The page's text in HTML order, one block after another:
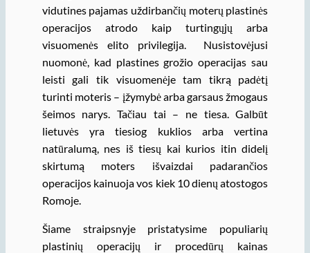
vidutines pajamas uždirbančių moterų plastinės
operacijos atrodo kaip turtingųjų arba
visuomenės elito privilegija. Nusistovėjusi
nuomonė, kad plastines grožio operacijas sau
leisti gali tik visuomenėje tam tikrą padėtį
turinti moteris – įžymybė arba garsaus žmogaus
šeimos narys. Tačiau tai – ne tiesa. Galbūt
lietuvės yra tiesiog kuklios arba vertina
natūralumą, nes iš tiesų kai kurios itin didelį
skirtumą moters išvaizdai padarančios
operacijos kainuoja vos kiek 10 dienų atostogos
Romoje.
Šiame straipsnyje pristatysime populiarių
plastinių operacijų ir procedūrų kainas